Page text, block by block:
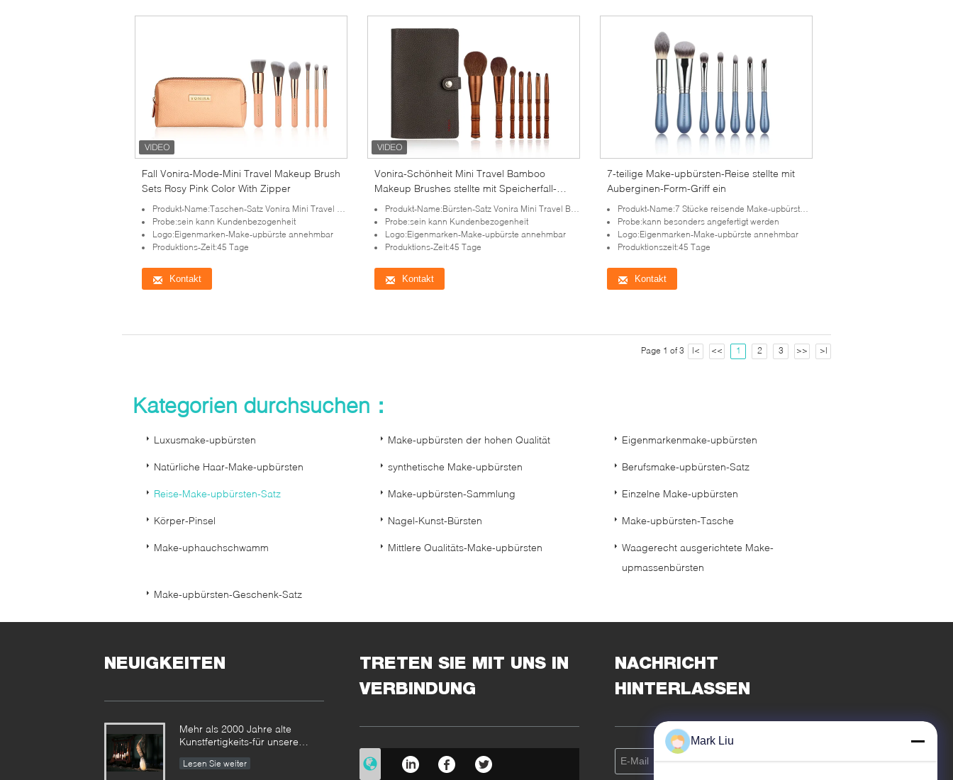
Fall Vonira-Mode-Mini Travel Makeup Brush
Sets Rosy Pink Color With Zipper
Produkt-Name:Taschen-Satz Vonira Mini Travel Makeup Gift Brush
Probe:sein kann Kundenbezogenheit
Logo:Eigenmarken-Make-upbürste annehmbar
Produktions-Zeit:45 Tage
Kontakt
Vonira-Schönheit Mini Travel Bamboo
Makeup Brushes stellte mit Speicherfall-
Satz ein
Produkt-Name:Bürsten-Satz Vonira Mini Travel Bamboo Makeup Gift
Probe:sein kann Kundenbezogenheit
Logo:Eigenmarken-Make-upbürste annehmbar
Produktions-Zeit:45 Tage
Kontakt
7-teilige Make-upbürsten-Reise stellte mit
Auberginen-Form-Griff ein
Produkt-Name:7 Stücke reisende Make-upbürsten-Satz-
Probe:kann besonders angefertigt werden
Logo:Eigenmarken-Make-upbürste annehmbar
Produktionszeit:45 Tage
Kontakt
Page 1 of 3 |< << 1 2 3 >> >|
Kategorien durchsuchen：
Luxusmake-upbürsten Make-upbürsten der hohen Qualität Eigenmarkenmake-upbürsten
Natürliche Haar-Make-upbürsten synthetische Make-upbürsten Berufsmake-upbürsten-Satz
Reise-Make-upbürsten-Satz Make-upbürsten-Sammlung Einzelne Make-upbürsten
Körper-Pinsel Nagel-Kunst-Bürsten Make-upbürsten-Tasche
Make-uphauchschwamm Mittlere Qualitäts-Make-upbürsten
Waagerecht ausgerichtete Make-
upmassenbürsten
Make-upbürsten-Geschenk-Satz
NEUIGKEITEN
Mehr als 2000 Jahre alte
Kunstfertigkeits-für unsere
Provinz Hunan erben
Lesen Sie weiter
TRETEN SIE MIT UNS IN
VERBINDUNG
NACHRICHT
HINTERLASSEN
Mark Liu